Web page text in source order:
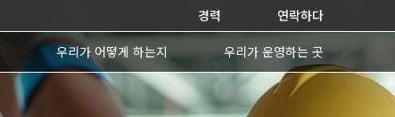
경력 연락하다
우리가 어떻게 하는지 우리가 운영하는 곳